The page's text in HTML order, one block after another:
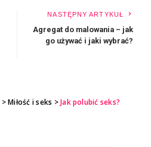
NASTĘPNY ARTYKUŁ
Agregat do malowania – jak
go używać i jaki wybrać?
>Miłość i seks >Jak polubić seks?